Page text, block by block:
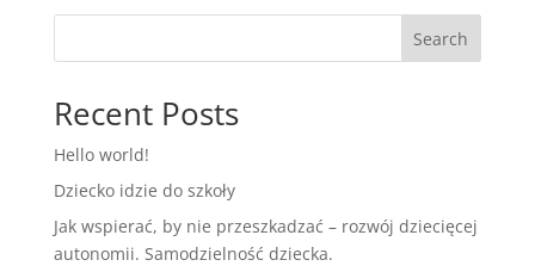
Search
Recent Posts
Hello world!
Dziecko idzie do szkoły
Jak wspierać, by nie przeszkadzać – rozwój dziecięcej
autonomii. Samodzielność dziecka.